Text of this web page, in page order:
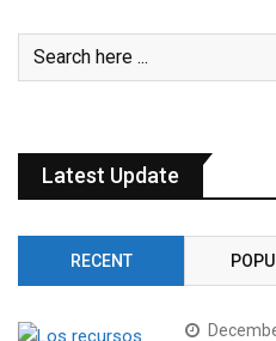
Latest Update
RECENT